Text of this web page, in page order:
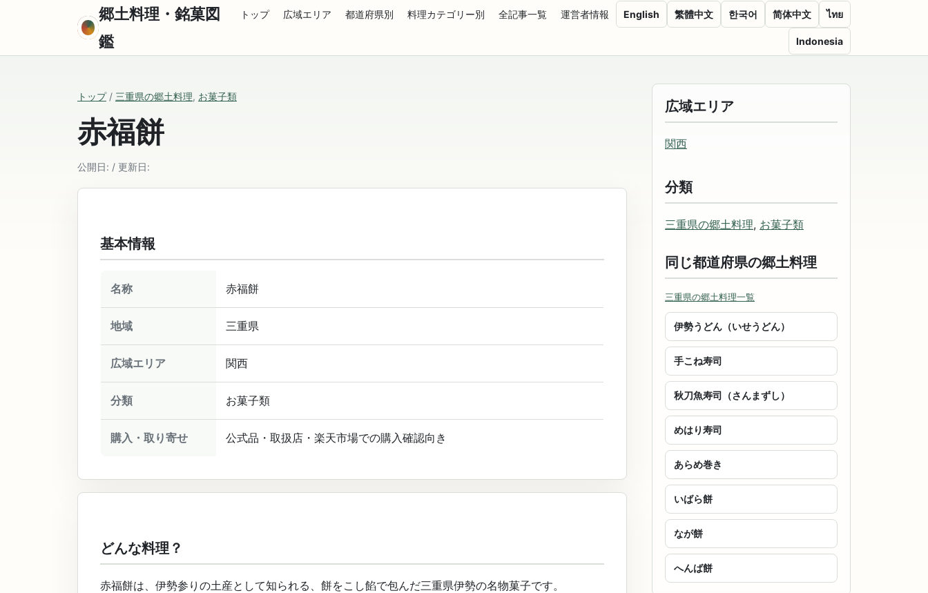
郷土料理・銘菓図
鑑
トップ 広域エリア 都道府県別 料理カテゴリー別 全記事一覧 運営者情報 English 繁體中文 한국어 简体中文 ไทย
Indonesia
トップ/ 三重県の郷土料理, お菓子類
赤福餅
公開日: / 更新日:
基本情報
名称 赤福餅
地域 三重県
広域エリア 関西
分類 お菓子類
購入・取り寄せ 公式品・取扱店・楽天市場での購入確認向き
どんな料理？
赤福餅は、伊勢参りの土産として知られる、餅をこし餡で包んだ三重県伊勢の名物菓子です。
広域エリア
関西
分類
三重県の郷土料理, お菓子類
同じ都道府県の郷土料理
三重県の郷土料理一覧
伊勢うどん（いせうどん）
手こね寿司
秋刀魚寿司（さんまずし）
めはり寿司
あらめ巻き
いばら餅
なが餅
へんば餅